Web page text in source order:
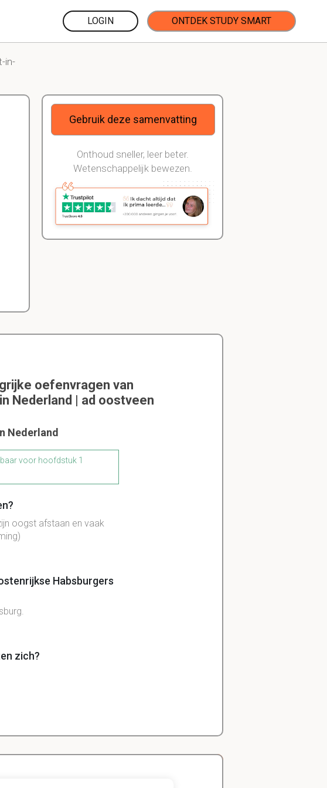
LOGIN ONTDEK STUDY SMART
in-
Gebruik deze samenvatting
Onthoud sneller, leer beter.
Wetenschappelijk bewezen.
oefenvragen van
Nederland | ad oostveen
Nederland
voor hoofdstuk 1
oogst afstaan en vaak
Habsburgers
zich?